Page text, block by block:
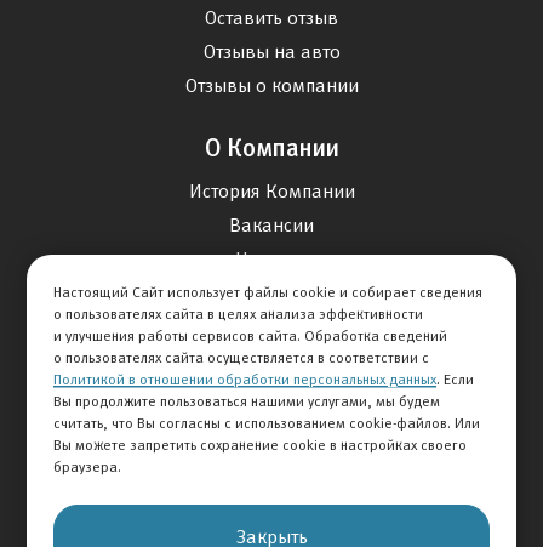
Оставить отзыв
Отзывы на авто
Отзывы о компании
О Компании
История Компании
Вакансии
Новости
Карта сайта
Контакты
+7 495 234-33-66
Настоящий Сайт использует файлы cookie и собирает сведения
о пользователях сайта в целях анализа эффективности
и улучшения работы сервисов сайта. Обработка сведений
о пользователях сайта осуществляется в соответствии с
Политикой в отношении обработки персональных данных. Если
Вы продолжите пользоваться нашими услугами, мы будем
считать, что Вы согласны с использованием cookie-файлов. Или
Вы можете запретить сохранение cookie в настройках своего
браузера.
Закрыть